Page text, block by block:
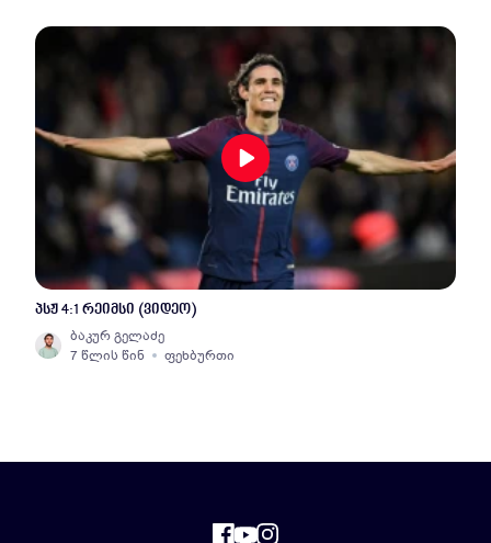
პსჟ 4:1 რეიმსი (ვიდეო)
ბაკურ გელაძე
7 წლის წინ
ფეხბურთი